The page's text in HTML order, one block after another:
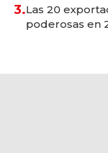
3.Las 20
poderosas en